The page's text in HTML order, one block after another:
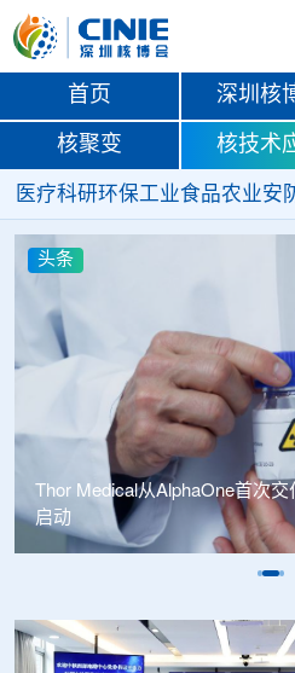
首页 深圳核
核聚变 核技术
医疗科研环保工业食品农业安
头条
Thor Medical从AlphaOne首次
启动